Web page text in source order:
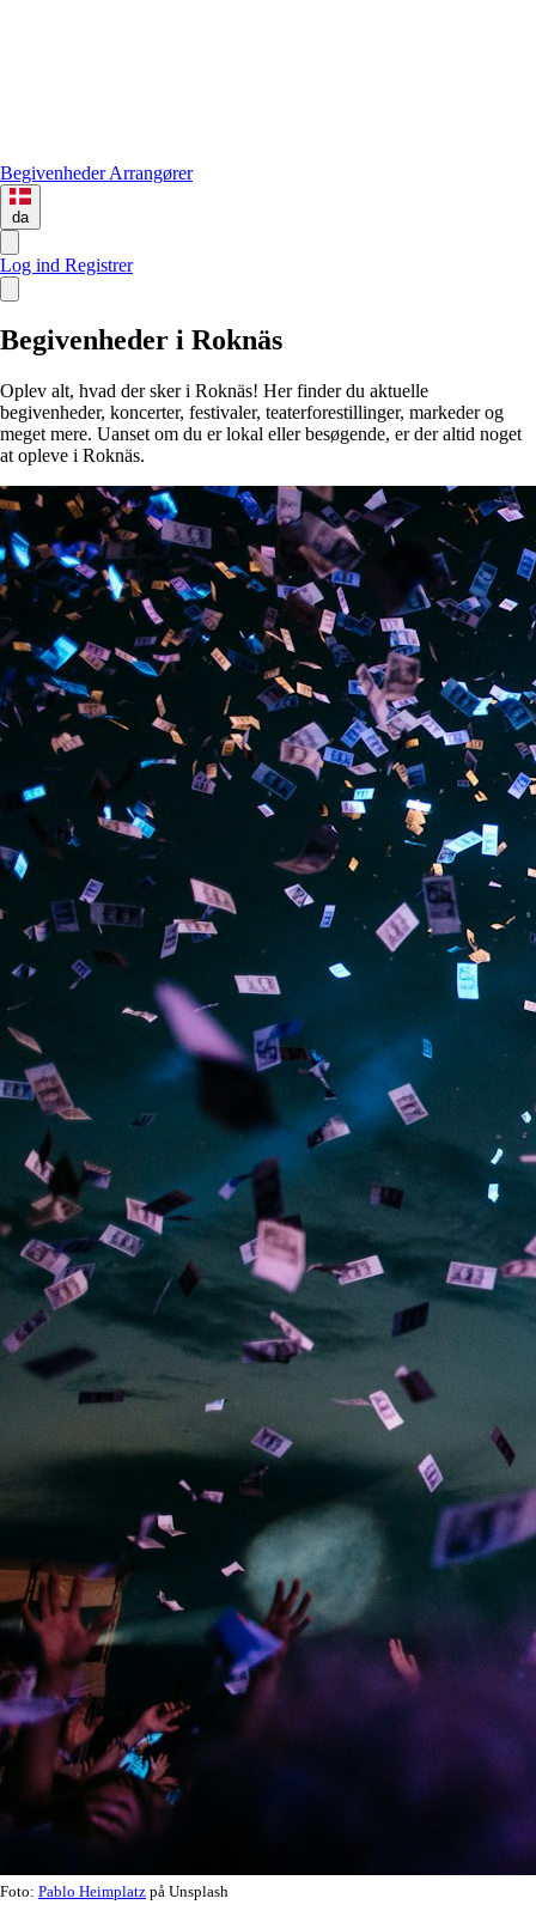
BegivenhederArrangører
da
Log ind Registrer
Begivenheder i Roknäs
Oplev alt, hvad der sker i Roknäs! Her finder du aktuelle
begivenheder, koncerter, festivaler, teaterforestillinger, markeder og
meget mere. Uanset om du er lokal eller besøgende, er der altid noget
at opleve i Roknäs.
Foto: Pablo Heimplatz på Unsplash